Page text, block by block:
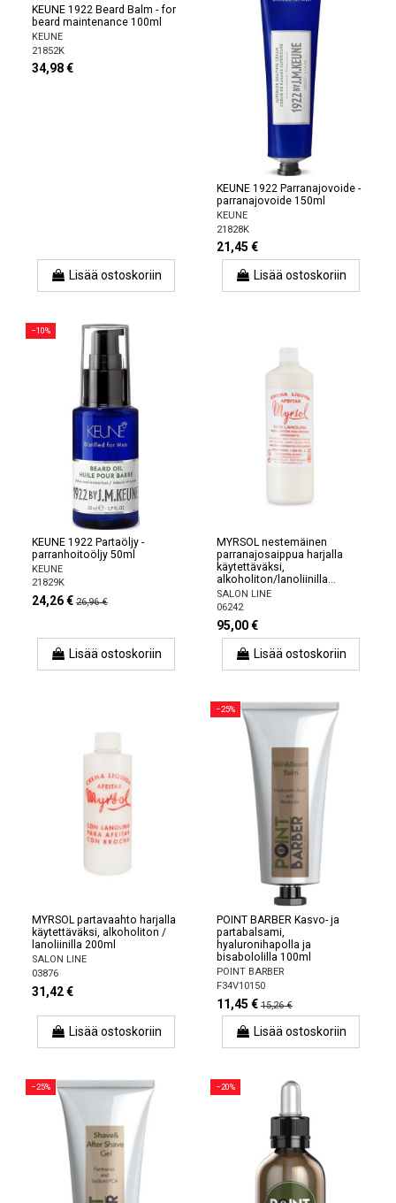
KEUNE 1922 Beard Balm - for
beard maintenance 100ml
KEUNE
21852K
34,98 €
Lisää ostoskoriin
KEUNE 1922 Parranajovoide -
parranajovoide 150ml
KEUNE
21828K
21,45 €
Lisää ostoskoriin
−10%
KEUNE 1922 Partaöljy -
parranhoitoöljy 50ml
KEUNE
21829K
24,26 € 26,96 €
Lisää ostoskoriin
MYRSOL nestemäinen
parranajosaippua harjalla
käytettäväksi,
alkoholiton/lanoliinilla...
SALON LINE
06242
95,00 €
Lisää ostoskoriin
MYRSOL partavaahto harjalla
käytettäväksi, alkoholiton /
lanoliinilla 200ml
SALON LINE
03876
31,42 €
Lisää ostoskoriin
−25%
POINT BARBER Kasvo- ja
partabalsami,
hyaluronihapolla ja
bisabololilla 100ml
POINT BARBER
F34V10150
11,45 € 15,26 €
Lisää ostoskoriin
−25% −20%